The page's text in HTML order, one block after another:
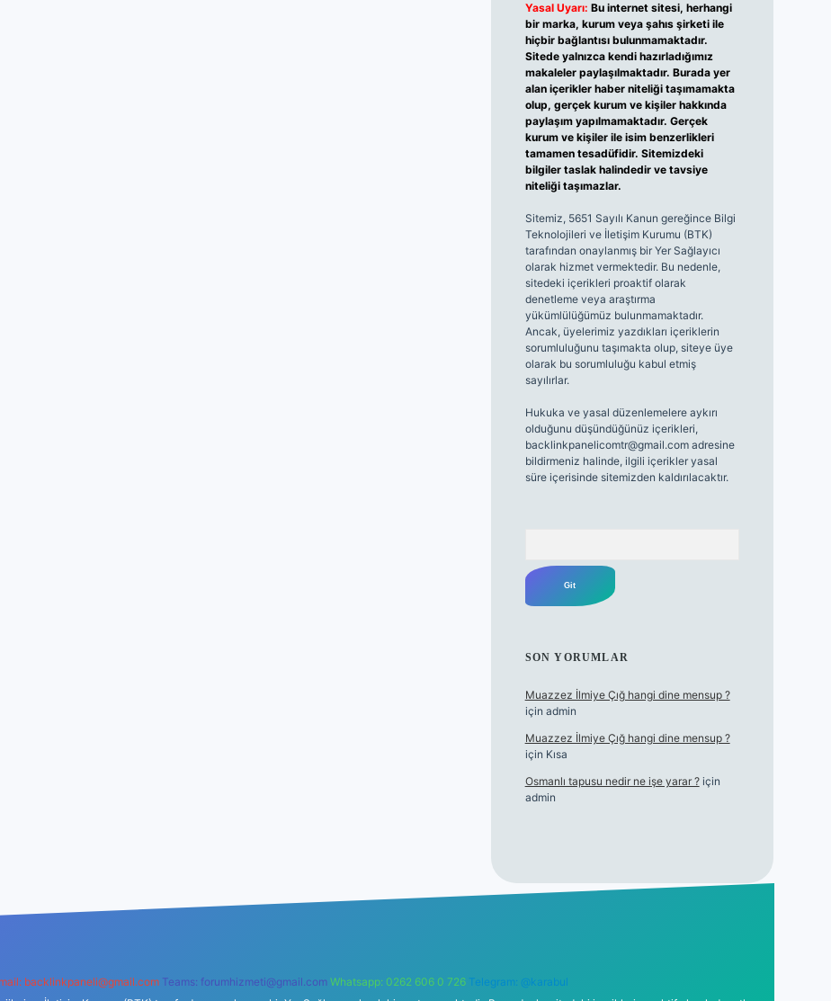
Yasal Uyarı: Bu internet sitesi, herhangi
bir marka, kurum veya şahıs şirketi ile
hiçbir bağlantısı bulunmamaktadır.
Sitede yalnızca kendi hazırladığımız
makaleler paylaşılmaktadır. Burada yer
alan içerikler haber niteliği taşımamakta
olup, gerçek kurum ve kişiler hakkında
paylaşım yapılmamaktadır. Gerçek
kurum ve kişiler ile isim benzerlikleri
tamamen tesadüfidir. Sitemizdeki
bilgiler taslak halindedir ve tavsiye
niteliği taşımazlar.
Sitemiz, 5651 Sayılı Kanun gereğince Bilgi
Teknolojileri ve İletişim Kurumu (BTK)
tarafından onaylanmış bir Yer Sağlayıcı
olarak hizmet vermektedir. Bu nedenle,
sitedeki içerikleri proaktif olarak
denetleme veya araştırma
yükümlülüğümüz bulunmamaktadır.
Ancak, üyelerimiz yazdıkları içeriklerin
sorumluluğunu taşımakta olup, siteye üye
olarak bu sorumluluğu kabul etmiş
sayılırlar.
Hukuka ve yasal düzenlemelere aykırı
olduğunu düşündüğünüz içerikleri,
backlinkpanelicomtr@gmail.comadresine
bildirmeniz halinde, ilgili içerikler yasal
süre içerisinde sitemizden kaldırılacaktır.
SON YORUMLAR
Muazzez İlmiye Çığ hangi dine mensup ?
için admin
Muazzez İlmiye Çığ hangi dine mensup ?
için Kısa
Osmanlı tapusu nedir ne işe yarar ?için
admin
backlinkpaneli@gmail.com Teams: forumhizmeti@gmail.com Whatsapp: 0262 606 0 726 Telegram: @karabul